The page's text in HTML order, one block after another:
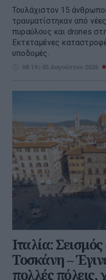
Τουλάχιστον 15
τραυματίστηκαν από
πυραύλους και drones
Εκτεταμένες
υποδομές.
08:19 | 05 Αυγούστου 2026
Ιταλία:
Τοσκάνη –
πολλές πόλεις,